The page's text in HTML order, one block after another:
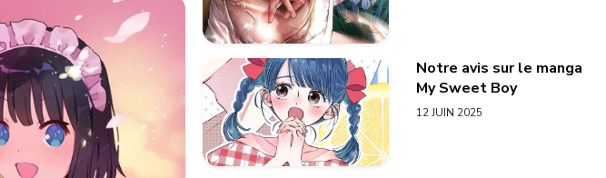
Notre avis sur le manga
My Sweet Boy
12 JUIN 2025